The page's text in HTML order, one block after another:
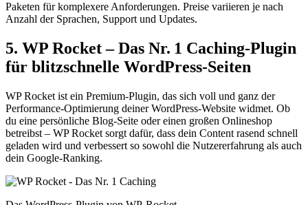
Paketen für komplexere Anforderungen. Preise variieren je nach
Anzahl der Sprachen, Support und Updates.
5. WP Rocket – Das Nr. 1 Caching-Plugin
für blitzschnelle WordPress-Seiten
WP Rocket ist ein Premium-Plugin, das sich voll und ganz der
Performance-Optimierung deiner WordPress-Website widmet. Ob
du eine persönliche Blog-Seite oder einen großen Onlineshop
betreibst – WP Rocket sorgt dafür, dass dein Content rasend schnell
geladen wird und verbessert so sowohl die Nutzererfahrung als auch
dein Google-Ranking.